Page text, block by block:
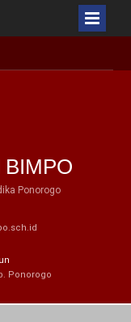
BIMPO
Ponorogo
Ponorogo